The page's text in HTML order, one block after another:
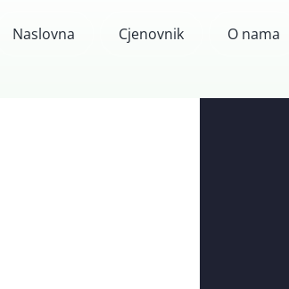
Naslovna Cjenovnik O nama